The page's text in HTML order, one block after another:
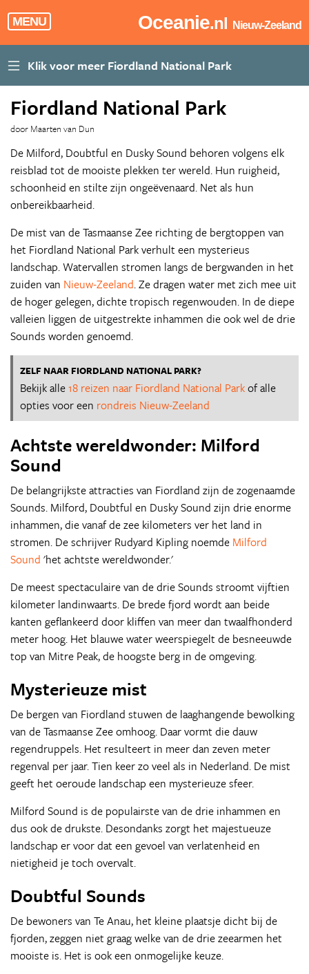
MENU Oceanie.nl Nieuw-Zeeland
Fiordland National Park
door Maarten van Dun
De Milford, Doubtful en Dusky Sound behoren volgens elk
reisblad tot de mooiste plekken ter wereld. Hun ruigheid,
schoonheid en stilte zijn ongeëvenaard. Net als hun
onbereikbaarheid.
De mist van de Tasmaanse Zee richting de bergtoppen van
het Fiordland National Park verhult een mysterieus
landschap. Watervallen stromen langs de bergwanden in het
zuiden van Nieuw-Zeeland. Ze dragen water met zich mee uit
de hoger gelegen, dichte tropisch regenwouden. In de diepe
valleien liggen de uitgestrekte inhammen die ook wel de drie
Sounds worden genoemd.
ZELF NAAR FIORDLAND NATIONAL PARK?
Bekijk alle18 reizen naar Fiordland National Parkof alle
opties voor een rondreis Nieuw-Zeeland
Achtste wereldwonder: Milford
Sound
De belangrijkste attracties van Fiordland zijn de zogenaamde
Sounds. Milford, Doubtful en Dusky Sound zijn drie enorme
inhammen, die vanaf de zee kilometers ver het land in
stromen. De schrijver Rudyard Kipling noemde Milford
Sound 'het achtste wereldwonder.'
De meest spectaculaire van de drie Sounds stroomt vijftien
kilometer landinwaarts. De brede fjord wordt aan beide
kanten geflankeerd door kliffen van meer dan twaalfhonderd
meter hoog. Het blauwe water weerspiegelt de besneeuwde
top van Mitre Peak, de hoogste berg in de omgeving.
Mysterieuze mist
De bergen van Fiordland stuwen de laaghangende bewolking
van de Tasmaanse Zee omhoog. Daar vormt die dauw
regendruppels. Het resulteert in meer dan zeven meter
regenval per jaar. Tien keer zo veel als in Nederland. De mist
geeft het oeroude landschap een mysterieuze sfeer.
Milford Sound is de populairste van de drie inhammen en
dus ook de drukste. Desondanks zorgt het majestueuze
landschap er voor dat een gevoel van verlatenheid en
nietigheid je toch overvalt.
Doubtful Sounds
De bewoners van Te Anau, het kleine plaatsje dicht bij de
fjorden, zeggen niet graag welke van de drie zeearmen het
mooiste is. Het is ook een onmogelijke keuze.